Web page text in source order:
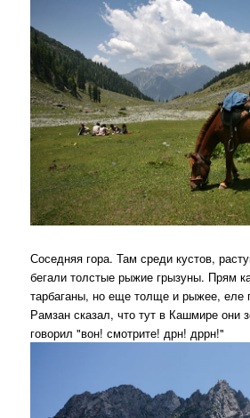
Соседняя гора. Там среди кустов,
бегали толстые рыжие грызуны. Прям
тарбаганы, но еще толще и рыжее, еле
Рамзан сказал, что тут в Кашмире они
говорил "вон! смотрите! дрн! дррн!"